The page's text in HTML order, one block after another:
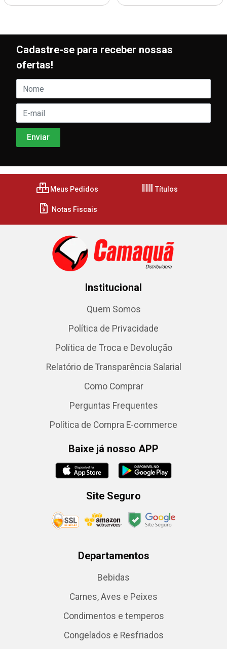
Cadastre-se para receber nossas
ofertas!
Meus Pedidos Títulos
Notas Fiscais
Institucional
Quem Somos
Política de Privacidade
Política de Troca e Devolução
Relatório de Transparência Salarial
Como Comprar
Perguntas Frequentes
Política de Compra E-commerce
Baixe já nosso APP
Site Seguro
Departamentos
Bebidas
Carnes, Aves e Peixes
Condimentos e temperos
Congelados e Resfriados